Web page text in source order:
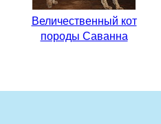
Величественный кот
породы Саванна